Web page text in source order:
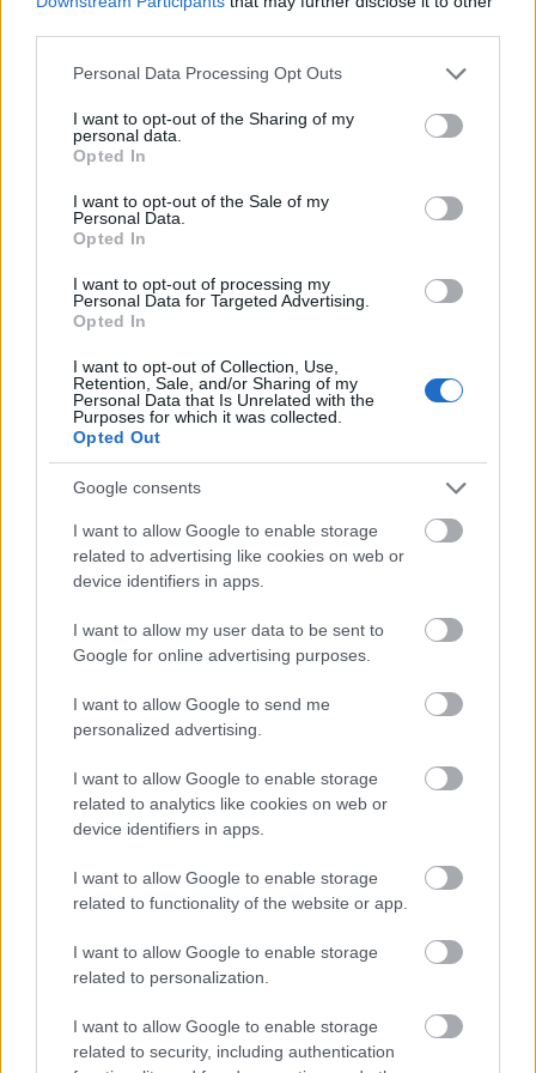
Please note that this website/app uses one or more Google
not limited to your visit or usage behaviour. You may click to
grant or deny consent to Google and its third-party tags to
use your data for below specified purposes in below Google
consent section.
Personal Data Processing Opt Outs
I want to opt-out of the Sharing of my
personal data.
Opted In
I want to opt-out of the Sale of my
Personal Data.
Opted In
I want to opt-out of processing my
Personal Data for Targeted Advertising.
Opted In
I want to opt-out of Collection, Use,
Retention, Sale, and/or Sharing of my
Personal Data that Is Unrelated with the
Purposes for which it was collected.
Opted Out
Google consents
I want to allow Google to enable storage
related to advertising like cookies on web or
device identifiers in apps.
I want to allow my user data to be sent to
Google for online advertising purposes.
I want to allow Google to send me
personalized advertising.
I want to allow Google to enable storage
related to analytics like cookies on web or
device identifiers in apps.
I want to allow Google to enable storage
related to functionality of the website or app.
I want to allow Google to enable storage
related to personalization.
I want to allow Google to enable storage
related to security, including authentication
Érettségi előtt - Dívák (filmkritika)
„A téma az utcán hever”-mondást követve készítette
el diplomafilmjét Kőrösi Máté, három érettségi előtt
álló lányról, kiknek tökéletes sminkje mögött nehéz
élethelyzetek húzódnak meg. Ez a kritika először a
Recorder magazin 90. számában jelent meg.
Monolitikus basszusok, gyomrot
markoló brutalitás - The
(lemezkritika)